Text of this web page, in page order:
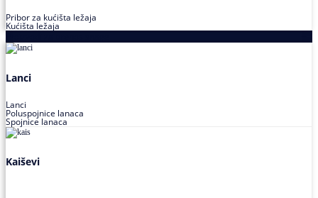
Pribor za kućišta ležaja
Kućišta ležaja
Lanci
Lanci
Poluspojnice lanaca
Spojnice lanaca
Kaiševi